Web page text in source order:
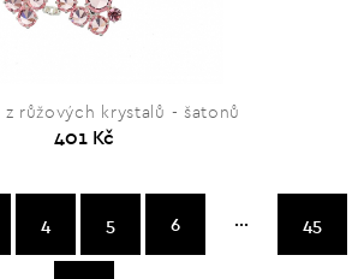
z růžových krystalů - šatonů
401 Kč
4 5 6 ... 45